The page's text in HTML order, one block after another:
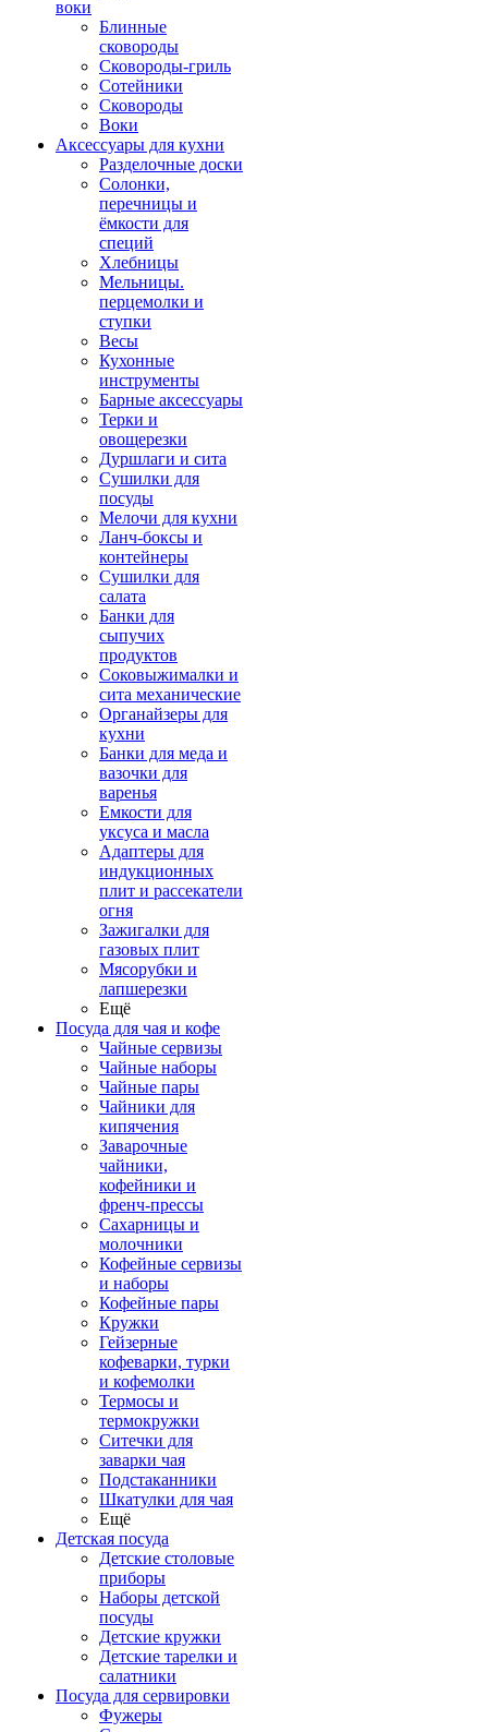
воки
Блинные
сковороды
Сковороды-гриль
Сотейники
Сковороды
Воки
Аксессуары для кухни
Разделочные доски
Солонки,
перечницы и
ёмкости для
специй
Хлебницы
Мельницы.
перцемолки и
ступки
Весы
Кухонные
инструменты
Барные аксессуары
Терки и
овощерезки
Дуршлаги и сита
Сушилки для
посуды
Мелочи для кухни
Ланч-боксы и
контейнеры
Сушилки для
салата
Банки для
сыпучих
продуктов
Соковыжималки и
сита механические
Органайзеры для
кухни
Банки для меда и
вазочки для
варенья
Емкости для
уксуса и масла
Адаптеры для
индукционных
плит и рассекатели
огня
Зажигалки для
газовых плит
Мясорубки и
лапшерезки
Ещё
Посуда для чая и кофе
Чайные сервизы
Чайные наборы
Чайные пары
Чайники для
кипячения
Заварочные
чайники,
кофейники и
френч-прессы
Сахарницы и
молочники
Кофейные сервизы
и наборы
Кофейные пары
Кружки
Гейзерные
кофеварки, турки
и кофемолки
Термосы и
термокружки
Ситечки для
заварки чая
Подстаканники
Шкатулки для чая
Ещё
Детская посуда
Детские столовые
приборы
Наборы детской
посуды
Детские кружки
Детские тарелки и
салатники
Посуда для сервировки
Фужеры